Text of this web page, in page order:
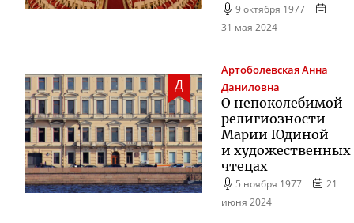
9 октября 1977
31 мая 2024
Д
АртоболевскаяАнна
Даниловна
О непоколебимой
религиозности
Марии Юдиной
и художественных
чтецах
5 ноября 1977
21
июня 2024